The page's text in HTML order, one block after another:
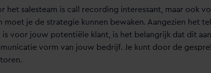
het salesteam is call recording interessant, maar ook
moet je de strategie kunnen bewaken. Aangezien het
voor jouw potentiële klant, is het belangrijk dat dit
vorm van jouw bedrijf. Je kunt door de